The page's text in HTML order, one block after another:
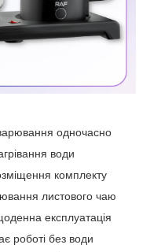
одночасно
води
комплекту
листового чаю
експлуатація
роботі без води